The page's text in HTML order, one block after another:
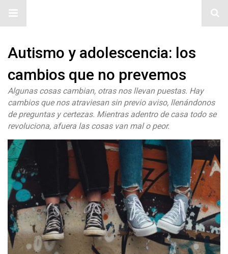
Autismo y adolescencia: los
cambios que no prevemos
Algunas cosas cambian, otras nos llevan puestas. Hay
cambios que nos atraviesan sin previo aviso, llenándonos
de preguntas y certezas. Mientras adentro de casa todo se
revoluciona, afuera las cosas van mal o peor.